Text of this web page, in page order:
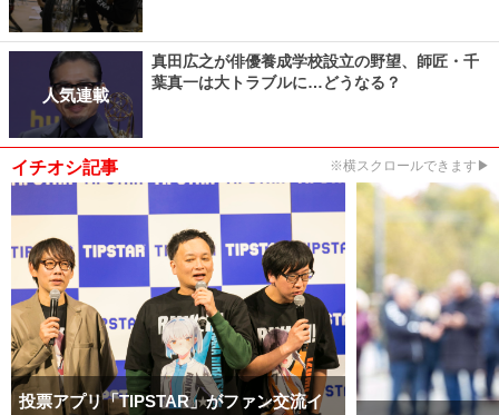
人気連載
真田広之が俳優養成学校設立の野望、師匠・千
葉真一は大トラブルに…どうなる？
イチオシ記事 ※横スクロールできます▶
投票アプリ「TIPSTAR」がファン交流イ